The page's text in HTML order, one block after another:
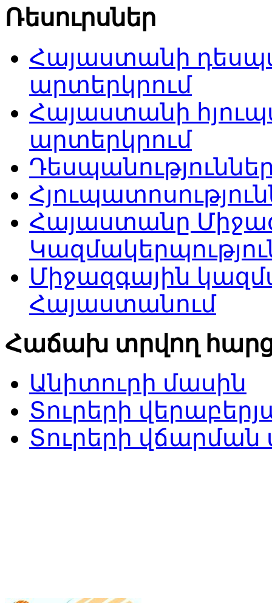
Ռեսուրսներ
Հայաստանի
արտերկրում
Հայաստանի
արտերկրում
Հայաստանը
Միջազգային
Հայաստանում
Հաճախ տրվող
Անիտուրի մասին
Տուրերի
Տուրերի վճարման